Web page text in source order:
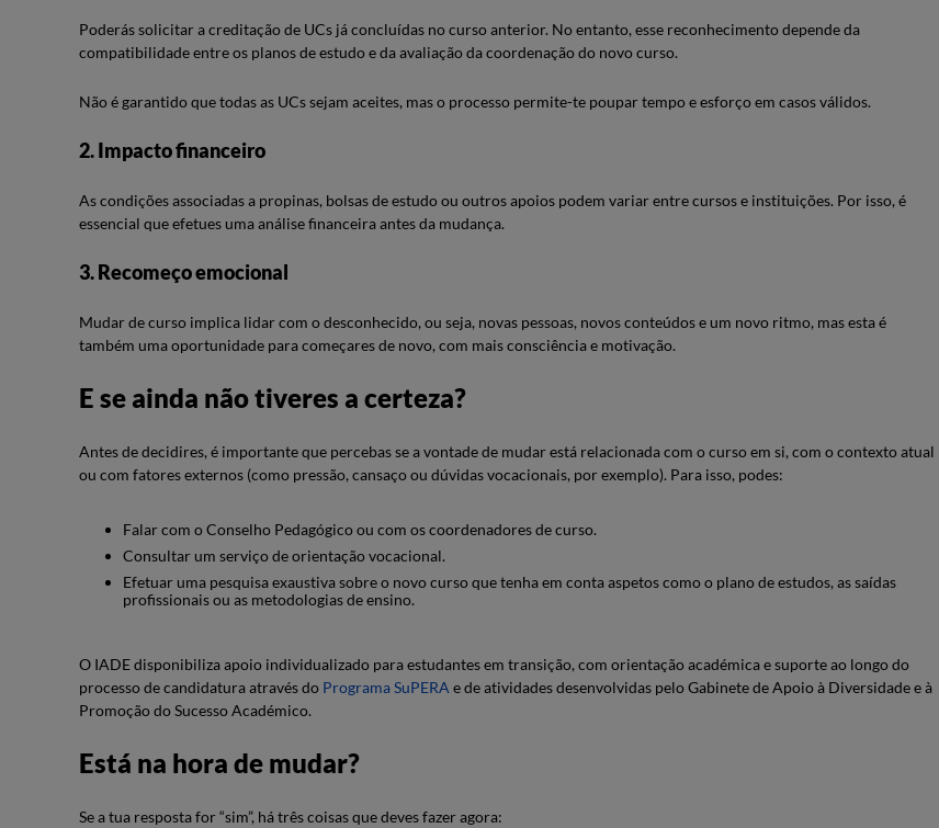
Poderás solicitar a creditação de UCs já concluídas no curso anterior. No entanto, esse reconhecimento depende da
compatibilidade entre os planos de estudo e da avaliação da coordenação do novo curso.
Não é garantido que todas as UCs sejam aceites, mas o processo permite-te poupar tempo e esforço em casos válidos.
2. Impacto financeiro
As condições associadas a propinas, bolsas de estudo ou outros apoios podem variar entre cursos e instituições. Por isso, é
essencial que efetues uma análise financeira antes da mudança.
3. Recomeço emocional
Mudar de curso implica lidar com o desconhecido, ou seja, novas pessoas, novos conteúdos e um novo ritmo, mas esta é
também uma oportunidade para começares de novo, com mais consciência e motivação.
E se ainda não tiveres a certeza?
Antes de decidires, é importante que percebas se a vontade de mudar está relacionada com o curso em si, com o contexto atual
ou com fatores externos (como pressão, cansaço ou dúvidas vocacionais, por exemplo). Para isso, podes:
Falar com o Conselho Pedagógico ou com os coordenadores de curso.
Consultar um serviço de orientação vocacional.
Efetuar uma pesquisa exaustiva sobre o novo curso que tenha em conta aspetos como o plano de estudos, as saídas
profissionais ou as metodologias de ensino.
O IADE disponibiliza apoio individualizado para estudantes em transição, com orientação académica e suporte ao longo do
processo de candidatura através do Programa SuPERA e de atividades desenvolvidas pelo Gabinete de Apoio à Diversidade e à
Promoção do Sucesso Académico.
Está na hora de mudar?
Se a tua resposta for “sim”, há três coisas que deves fazer agora: